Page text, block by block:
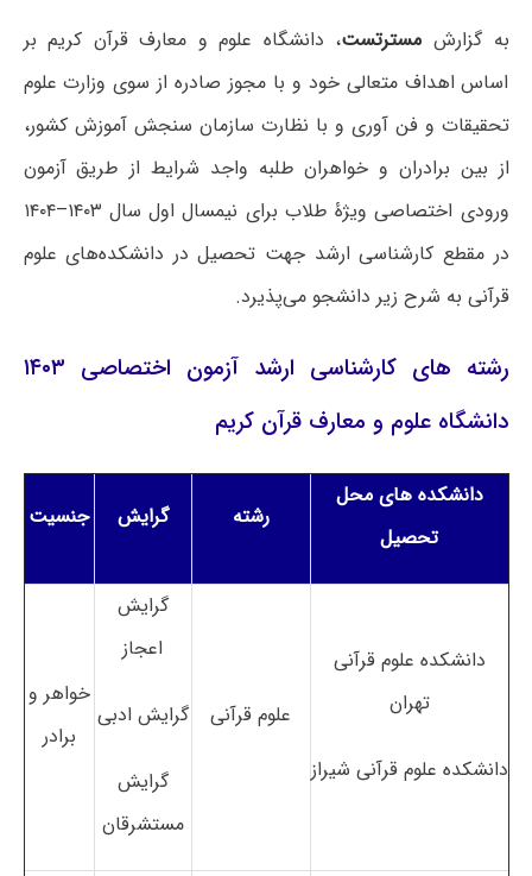
به گزارش مسترتست، دانشگاه علوم و معارف قرآن کریم بر
اساس اهداف متعالی خود و با مجوز صادره از سوی وزارت علوم
تحقیقات و فن آوری و با نظارت سازمان سنجش آموزش کشور،
از بین برادران و خواهران طلبه واجد شرایط از طریق آزمون
ورودی اختصاصی ویژۀ طلاب برای نیمسال اول سال ۱۴۰۳–۱۴۰۴
در مقطع کارشناسی ارشد جهت تحصیل در دانشکده‌های علوم
قرآنی به شرح زیر دانشجو می‌پذیرد.
رشته های کارشناسی ارشد آزمون اختصاصی ۱۴۰۳
دانشگاه علوم و معارف قرآن کریم
دانشکده های محل
تحصیل
رشته گرایش جنسیت
دانشکده علوم قرآنی
تهران
دانشکده علوم قرآنی شیراز
علوم قرآنی
گرایش
اعجاز
گرایش ادبی
گرایش
مستشرقان
خواهر و
برادر